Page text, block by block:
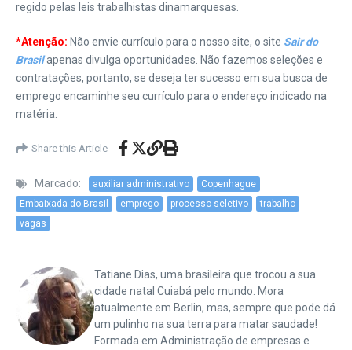
regido pelas leis trabalhistas dinamarquesas.
*Atenção: Não envie currículo para o nosso site, o site Sair do
Brasilapenas divulga oportunidades. Não fazemos seleções e
contratações, portanto, se deseja ter sucesso em sua busca de
emprego encaminhe seu currículo para o endereço indicado na
matéria.
Share this Article
Marcado: auxiliar administrativo
Copenhague
Embaixada do Brasil
emprego processo seletivo
trabalho
vagas
Tatiane Dias, uma brasileira que trocou a sua
cidade natal Cuiabá pelo mundo. Mora
atualmente em Berlin, mas, sempre que pode dá
um pulinho na sua terra para matar saudade!
Formada em Administração de empresas e